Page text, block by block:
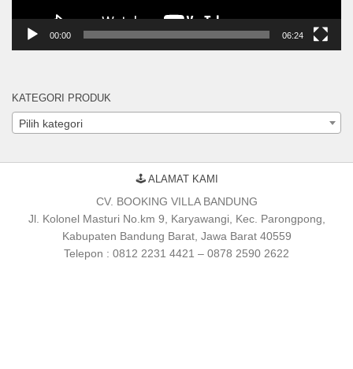
00:00 06:24
KATEGORI PRODUK
Pilih kategori
🕹 ALAMAT KAMI
CV. BOOKING VILLA BANDUNG
Jl. Kolonel Masturi No.km 9, Karyawangi, Kec. Parongpong,
Kabupaten Bandung Barat, Jawa Barat 40559
Telepon : 0812 2231 4421 – 0878 2590 2622